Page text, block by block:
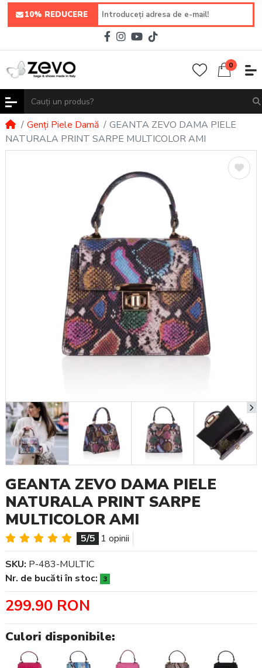
10% REDUCERE
0
Genți Piele Damă
GEANTA ZEVO DAMA PIELE
NATURALA PRINT SARPE MULTICOLOR AMI
GEANTA ZEVO DAMA PIELE
NATURALA PRINT SARPE
MULTICOLOR AMI
Culori disponibile:
5/5 1 opinii
SKU: P-483-MULTIC
Nr. de bucăti în stoc:
3
299.90 RON